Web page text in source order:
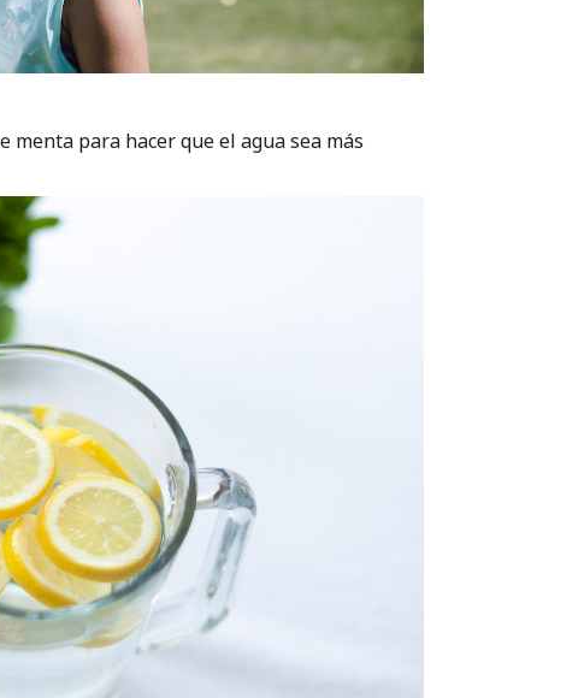
para hacer que el agua sea más